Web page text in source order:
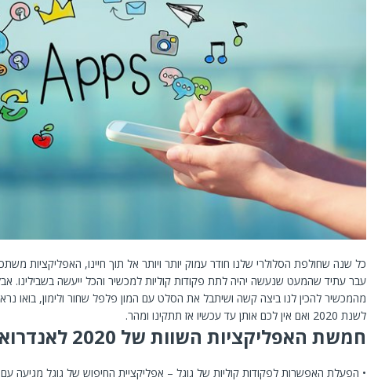
כל שנה שחולפת הסלולרי שלנו חודר עמוק יותר ויותר אל תוך חיינו, האפליקציות
עבר עתיד שהמעט שנעשה יהיה לתת פקודות קוליות למכשיר והכל ייעשה בשבילינו.
מהמכשיר להכין לנו ביצה קשה ושיתבל את הסלט עם המון פלפל שחור ולימון, בואו
לשנת 2020 ואם אין לכם אותן עד עכשיו אז תתקינו ומהר.
חמשת האפליקציות השוות של 2020 לאנדרואיד
• הפעלת האפשרות לפקודות קוליות של גוגל – אפליקציית החיפוש של גוגל מגיעה